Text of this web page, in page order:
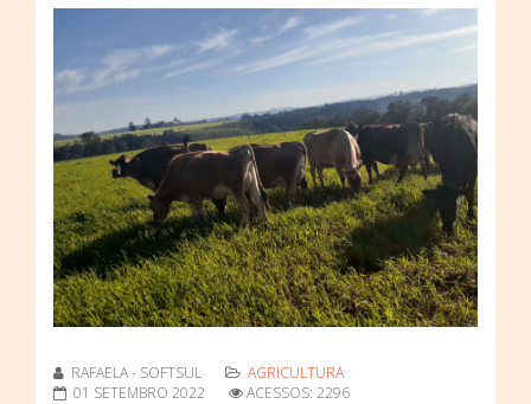
RAFAELA - SOFTSUL
AGRICULTURA
01 SETEMBRO 2022
ACESSOS: 2296